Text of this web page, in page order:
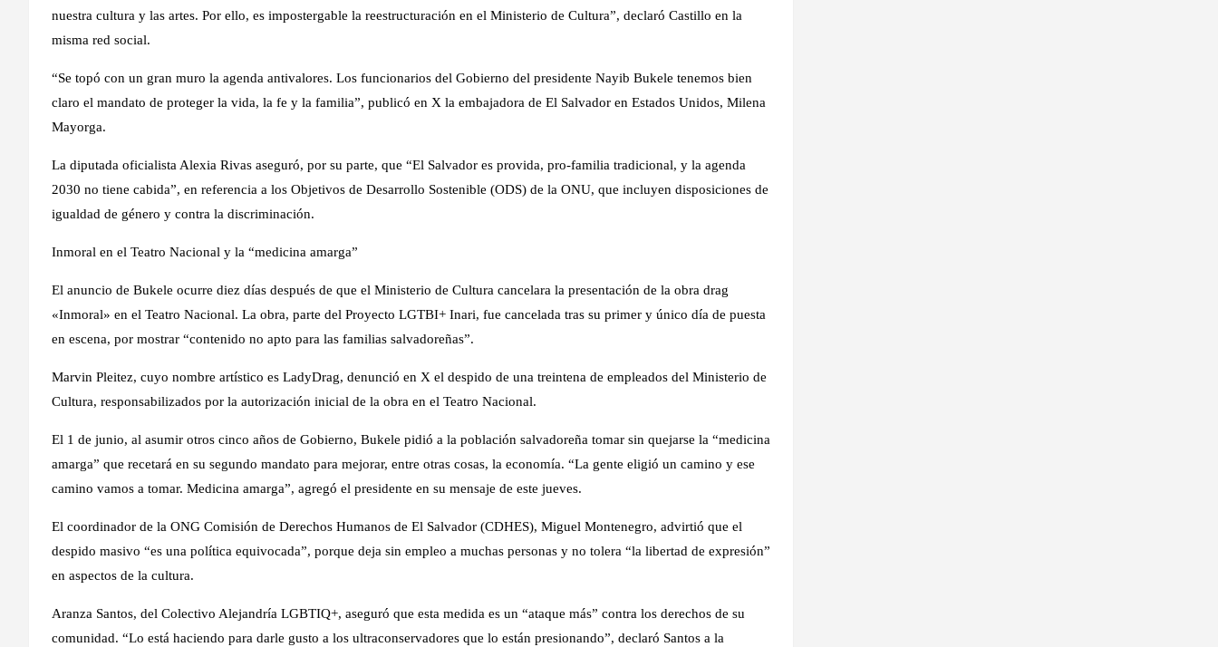
nuestra cultura y las artes. Por ello, es impostergable la reestructuración en el Ministerio de Cultura”, declaró Castillo en la
misma red social.
“Se topó con un gran muro la agenda antivalores. Los funcionarios del Gobierno del presidente Nayib Bukele tenemos bien
claro el mandato de proteger la vida, la fe y la familia”, publicó en X la embajadora de El Salvador en Estados Unidos, Milena
Mayorga.
La diputada oficialista Alexia Rivas aseguró, por su parte, que “El Salvador es provida, pro-familia tradicional, y la agenda
2030 no tiene cabida”, en referencia a los Objetivos de Desarrollo Sostenible (ODS) de la ONU, que incluyen disposiciones de
igualdad de género y contra la discriminación.
Inmoral en el Teatro Nacional y la “medicina amarga”
El anuncio de Bukele ocurre diez días después de que el Ministerio de Cultura cancelara la presentación de la obra drag
«Inmoral» en el Teatro Nacional. La obra, parte del Proyecto LGTBI+ Inari, fue cancelada tras su primer y único día de puesta
en escena, por mostrar “contenido no apto para las familias salvadoreñas”.
Marvin Pleitez, cuyo nombre artístico es LadyDrag, denunció en X el despido de una treintena de empleados del Ministerio de
Cultura, responsabilizados por la autorización inicial de la obra en el Teatro Nacional.
El 1 de junio, al asumir otros cinco años de Gobierno, Bukele pidió a la población salvadoreña tomar sin quejarse la “medicina
amarga” que recetará en su segundo mandato para mejorar, entre otras cosas, la economía. “La gente eligió un camino y ese
camino vamos a tomar. Medicina amarga”, agregó el presidente en su mensaje de este jueves.
El coordinador de la ONG Comisión de Derechos Humanos de El Salvador (CDHES), Miguel Montenegro, advirtió que el
despido masivo “es una política equivocada”, porque deja sin empleo a muchas personas y no tolera “la libertad de expresión”
en aspectos de la cultura.
Aranza Santos, del Colectivo Alejandría LGBTIQ+, aseguró que esta medida es un “ataque más” contra los derechos de su
comunidad. “Lo está haciendo para darle gusto a los ultraconservadores que lo están presionando”, declaró Santos a la